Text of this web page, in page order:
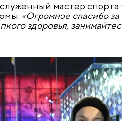
мастер
«Огромное спасибо
здоровья,